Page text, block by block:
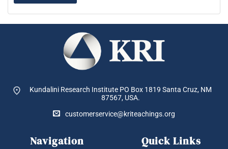
Kundalini Research Institute PO Box 1819 Santa Cruz, NM
87567, USA.
customerservice@kriteachings.org
Navigation Quick Links